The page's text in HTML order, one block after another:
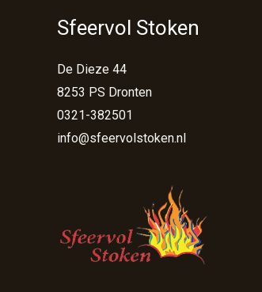
Sfeervol Stoken
De Dieze 44
8253 PS Dronten
0321-382501
info@sfeervolstoken.nl